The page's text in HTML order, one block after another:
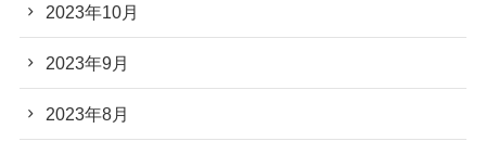
2023年10月
2023年9月
2023年8月